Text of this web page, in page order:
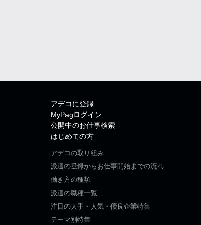
アデコに登録
MyPagログイン
公開中のお仕事検索
はじめての方
アデコの取り組み
派遣の登録からお仕事開始までの流れ
働き方の種類
派遣の職種一覧
注目の大手・人気・優良企業特集
テーマ別特集